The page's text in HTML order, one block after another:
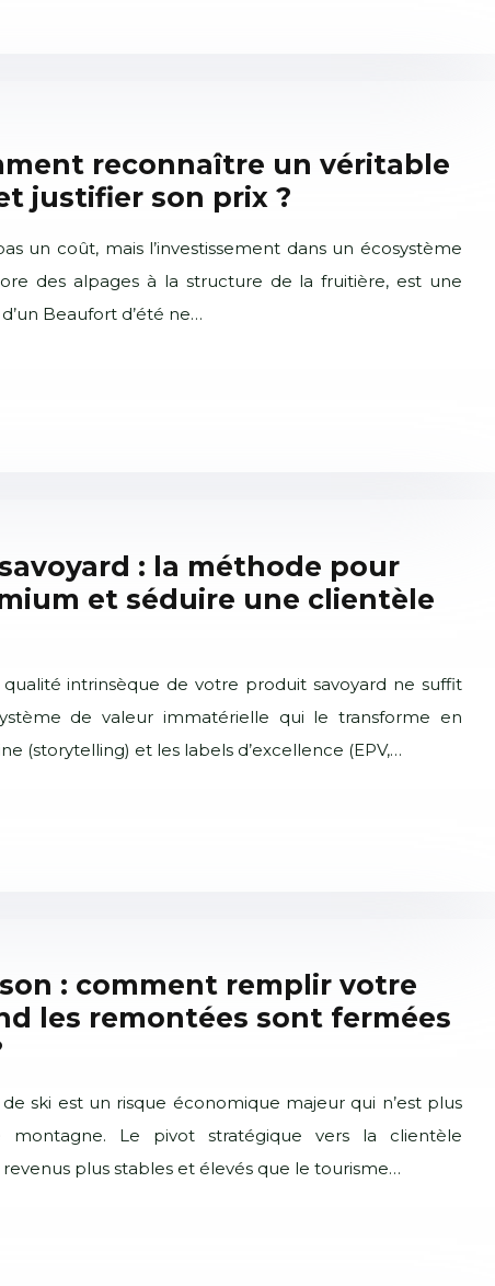
reconnaître un véritable
justifier son prix ?
un coût, mais l’investissement dans un écosystème
des alpages à la structure de la fruitière, est une
Beaufort d’été ne…
: la méthode pour
et séduire une clientèle
intrinsèque de votre produit savoyard ne suffit
de valeur immatérielle qui le transforme en
(storytelling) et les labels d’excellence (EPV,…
: comment remplir votre
les remontées sont fermées
ski est un risque économique majeur qui n’est plus
Le pivot stratégique vers la clientèle
plus stables et élevés que le tourisme…